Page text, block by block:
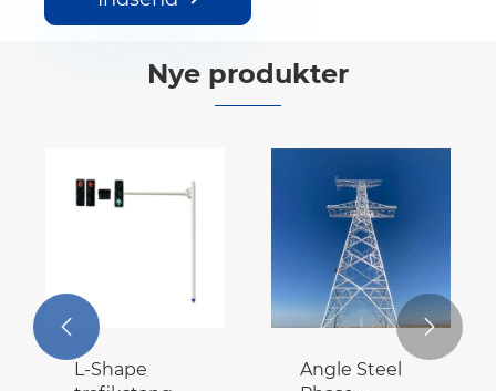
Nye produkter
Galvaniseret
Varmgalvaniseret
trafikstang
Se mere >>
 